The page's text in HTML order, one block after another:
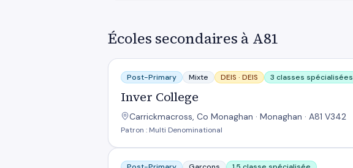
Écoles secondaires à A81
Inver College
Post-Primary Mixte DEIS · DEIS 3 classes spécialisées
Inver College
Carrickmacross, Co Monaghan · Monaghan · A81 V342
Patron : Multi Denominational
Patrician High School